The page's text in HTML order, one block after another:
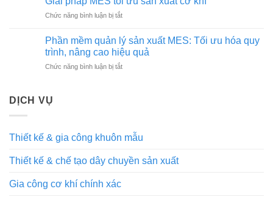
nhựa
lượng,
uy
tại
triển
khai
trong
nhà
máy
cơ
Chức năng bình luận bị tắtở
pháp
MES
tối
ưu
Phần mềm quản lý sản xuất MES: Tối ưu hóa quy
trình, nâng cao hiệu quả
Chức năng bình luận bị tắtở
MES:
ưu
DỊCH VỤ
Thiết kế & gia công khuôn mẫu
Thiết kế & chế tạo dây chuyền sản xuất
Gia công cơ khí chính xác